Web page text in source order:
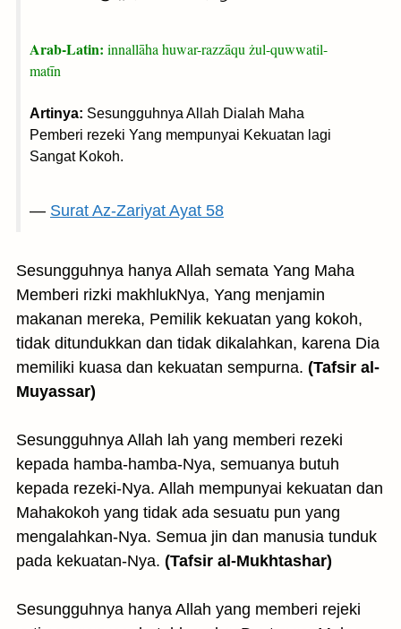
Arab-Latin: innallāha huwar-razzāqu żul-quwwatil-
matīn
Artinya: Sesungguhnya Allah Dialah Maha
Pemberi rezeki Yang mempunyai Kekuatan lagi
Sangat Kokoh.
— Surat Az-Zariyat Ayat 58
Sesungguhnya hanya Allah semata Yang Maha
Memberi rizki makhlukNya, Yang menjamin
makanan mereka, Pemilik kekuatan yang kokoh,
tidak ditundukkan dan tidak dikalahkan, karena Dia
memiliki kuasa dan kekuatan sempurna. (Tafsir al-
Muyassar)
Sesungguhnya Allah lah yang memberi rezeki
kepada hamba-hamba-Nya, semuanya butuh
kepada rezeki-Nya. Allah mempunyai kekuatan dan
Mahakokoh yang tidak ada sesuatu pun yang
mengalahkan-Nya. Semua jin dan manusia tunduk
pada kekuatan-Nya. (Tafsir al-Mukhtashar)
Sesungguhnya hanya Allah yang memberi rejeki